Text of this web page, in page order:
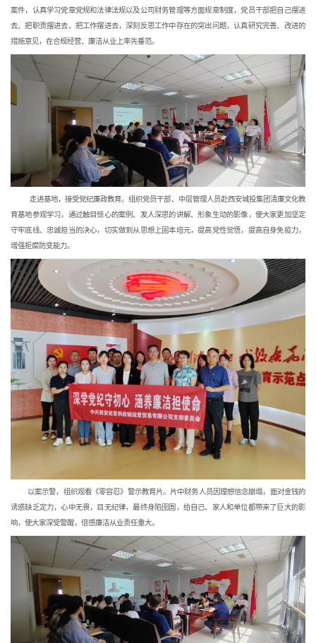
案件，认真学习党章党规和法律法规以及公司财务管理等方面规章制度，党员干部把自己摆进
去、把职责摆进去、把工作摆进去，深刻反思工作中存在的突出问题，认真研究完善、改进的
措施意见，在合规经营、廉洁从业上率先垂范。
走进基地，接受党纪廉政教育。组织党员干部、中层管理人员赴西安城投集团清廉文化教
育基地参观学习，通过触目惊心的案例、发人深思的讲解、形象生动的影像，使大家更加坚定
守牢底线、忠诚担当的决心，切实做到从思想上固本培元，提高党性觉悟，提高自身免疫力，
增强拒腐防变能力。
以案示警，组织观看《零容忍》警示教育片。片中财务人员因理想信念崩塌，面对金钱的
诱惑缺乏定力，心中无畏，目无纪律，最终身陷囹圄，给自己、家人和单位都带来了巨大的影
响，使大家深受警醒，倍感廉洁从业责任重大。